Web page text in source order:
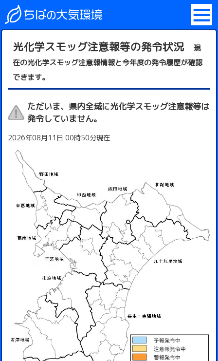
光化学スモッグ注意報等の発令状況
現
在の光化学スモッグ注意報情報と今年度の発令履歴が確認
できます。
ただいま、県内全域に光化学スモッグ注意報等は
発令していません。
2026年08月11日 00時50分現在